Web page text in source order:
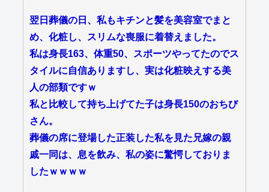
翌日葬儀の日、私もキチンと髪を美容室でまと
め、化粧し、スリムな喪服に着替えました。
私は身長163、体重50、スポーツやってたのでス
タイルに自信ありますし、実は化粧映えする美
人の部類ですｗ
私と比較して持ち上げてた子は身長150のおちび
さん。
葬儀の席に登場した正装した私を見た兄嫁の親
戚一同は、息を飲み、私の姿に驚愕しておりま
したｗｗｗｗ